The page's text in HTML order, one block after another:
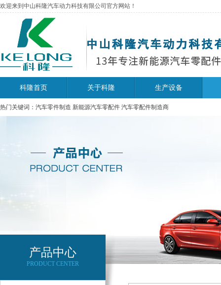
欢迎来到中山科隆汽车动力科技有限公司官方网站！
科隆首页 关于科隆 生产设备
热门关键词：汽车零件制造 新能源汽车零配件 汽车零配件制造商
产品中心
PRODUCT CENTER